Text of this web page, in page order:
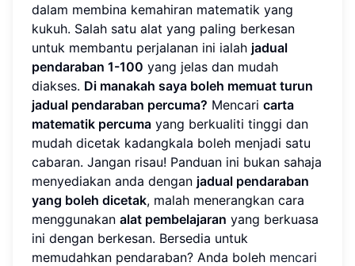
dalam membina kemahiran matematik yang
kukuh. Salah satu alat yang paling berkesan
untuk membantu perjalanan ini ialah jadual
pendaraban 1-100 yang jelas dan mudah
diakses. Di manakah saya boleh memuat turun
jadual pendaraban percuma? Mencari carta
matematik percuma yang berkualiti tinggi dan
mudah dicetak kadangkala boleh menjadi satu
cabaran. Jangan risau! Panduan ini bukan sahaja
menyediakan anda dengan jadual pendaraban
yang boleh dicetak, malah menerangkan cara
menggunakan alat pembelajaran yang berkuasa
ini dengan berkesan. Bersedia untuk
memudahkan pendaraban? Anda boleh mencari